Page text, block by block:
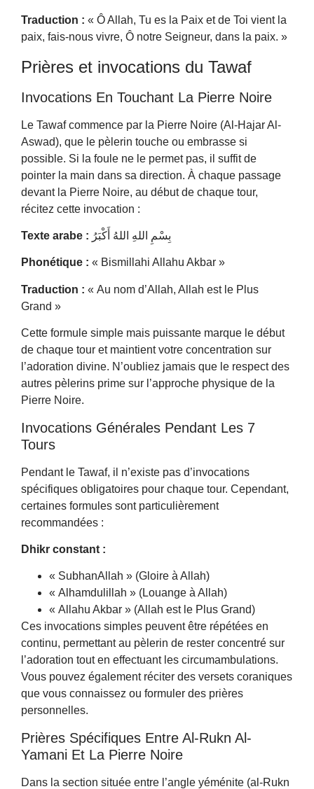
Traduction : « Ô Allah, Tu es la Paix et de Toi vient la
paix, fais-nous vivre, Ô notre Seigneur, dans la paix. »
Prières et invocations du Tawaf
Invocations En Touchant La Pierre Noire
Le Tawaf commence par la Pierre Noire (Al-Hajar Al-
Aswad), que le pèlerin touche ou embrasse si
possible. Si la foule ne le permet pas, il suffit de
pointer la main dans sa direction. À chaque passage
devant la Pierre Noire, au début de chaque tour,
récitez cette invocation :
Texte arabe : بِسْمِ اللهِ اللهُ أَكْبَرُ
Phonétique : « Bismillahi Allahu Akbar »
Traduction : « Au nom d’Allah, Allah est le Plus
Grand »
Cette formule simple mais puissante marque le début
de chaque tour et maintient votre concentration sur
l’adoration divine. N’oubliez jamais que le respect des
autres pèlerins prime sur l’approche physique de la
Pierre Noire.
Invocations Générales Pendant Les 7
Tours
Pendant le Tawaf, il n’existe pas d’invocations
spécifiques obligatoires pour chaque tour. Cependant,
certaines formules sont particulièrement
recommandées :
Dhikr constant :
« SubhanAllah » (Gloire à Allah)
« Alhamdulillah » (Louange à Allah)
« Allahu Akbar » (Allah est le Plus Grand)
Ces invocations simples peuvent être répétées en
continu, permettant au pèlerin de rester concentré sur
l’adoration tout en effectuant les circumambulations.
Vous pouvez également réciter des versets coraniques
que vous connaissez ou formuler des prières
personnelles.
Prières Spécifiques Entre Al-Rukn Al-
Yamani Et La Pierre Noire
Dans la section située entre l’angle yéménite (al-Rukn